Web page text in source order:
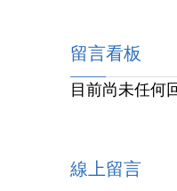
留言看板
目前尚未任何
線上留言